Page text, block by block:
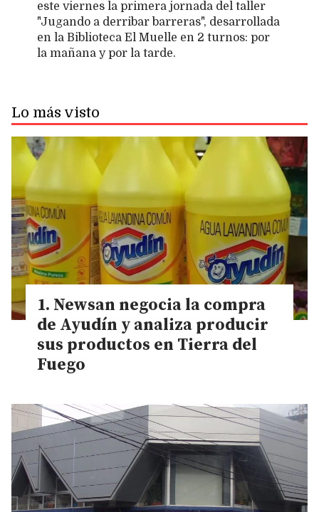
este viernes la primera jornada del taller
"Jugando a derribar barreras", desarrollada
en la Biblioteca El Muelle en 2 turnos: por
la mañana y por la tarde.
Lo más visto
Newsan negocia la compra
de Ayudín y analiza producir
sus productos en Tierra del
Fuego